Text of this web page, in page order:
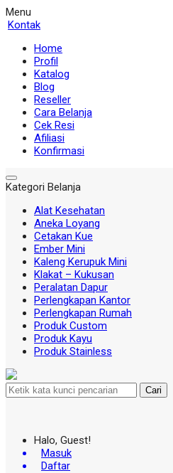
Menu
Kontak
Home
Profil
Katalog
Blog
Reseller
Cara Belanja
Cek Resi
Afiliasi
Konfirmasi
Kategori Belanja
Alat Kesehatan
Aneka Loyang
Cetakan Kue
Ember Mini
Kaleng Kerupuk Mini
Klakat – Kukusan
Peralatan Dapur
Perlengkapan Kantor
Perlengkapan Rumah
Produk Custom
Produk Kayu
Produk Stainless
Cari
Halo, Guest!
Masuk
Daftar